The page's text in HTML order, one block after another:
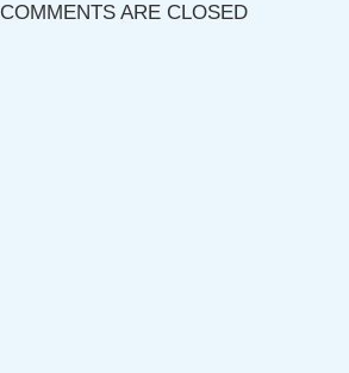
COMMENTS ARE CLOSED